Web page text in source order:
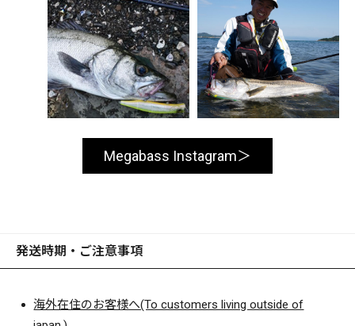
Megabass Instagram
発送時期・ご注意事項
海外在住のお客様へ(To customers living outside of